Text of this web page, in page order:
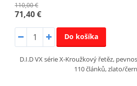
110,00 €
71,40 €
Do košíka
D.I.D VX série X-Kroužkový řetěz,
110 článků, zlato/